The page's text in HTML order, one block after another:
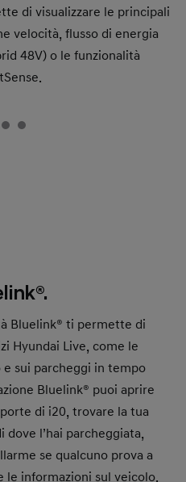
di visualizzare le principali
velocità, flusso di energia
48V) o le funzionalità
Bluelink® ti permette di
Hyundai Live, come le
sui parcheggi in tempo
Bluelink® puoi aprire
di i20, trovare la tua
l’hai parcheggiata,
se qualcuno prova a
le informazioni sul veicolo.